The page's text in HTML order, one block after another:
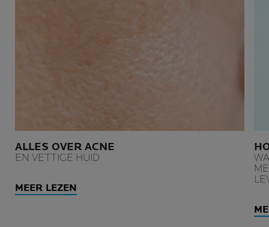
ALLES OVER ACNE
EN VETTIGE HUID
MEER LEZEN